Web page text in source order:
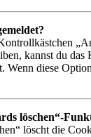
kannst du
Wenn diese
löschen“-
löscht die